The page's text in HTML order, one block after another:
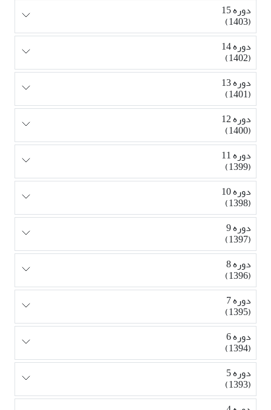
دوره 15
(1403)
دوره 14
(1402)
دوره 13
(1401)
دوره 12
(1400)
دوره 11
(1399)
دوره 10
(1398)
دوره 9
(1397)
دوره 8
(1396)
دوره 7
(1395)
دوره 6
(1394)
دوره 5
(1393)